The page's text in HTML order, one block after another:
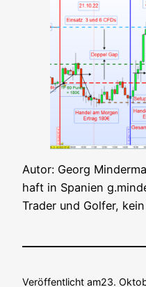
Autor: Georg
haft in Spa­ni­en
Trader und Gol­fer,
Veröffentlicht am23.